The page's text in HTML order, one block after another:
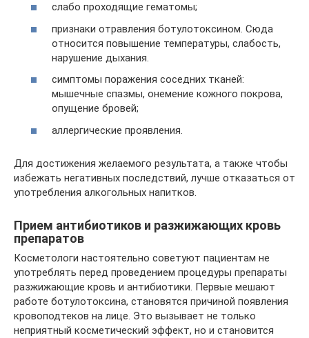
слабо проходящие гематомы;
признаки отравления ботулотоксином. Сюда
относится повышение температуры, слабость,
нарушение дыхания.
симптомы поражения соседних тканей:
мышечные спазмы, онемение кожного покрова,
опущение бровей;
аллергические проявления.
Для достижения желаемого результата, а также чтобы
избежать негативных последствий, лучше отказаться от
употребления алкогольных напитков.
Прием антибиотиков и разжижающих кровь
препаратов
Косметологи настоятельно советуют пациентам не
употреблять перед проведением процедуры препараты
разжижающие кровь и антибиотики. Первые мешают
работе ботулотоксина, становятся причиной появления
кровоподтеков на лице. Это вызывает не только
неприятный косметический эффект, но и становится